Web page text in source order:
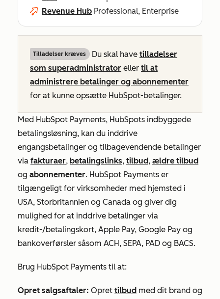
Revenue Hub Professional, Enterprise
Tilladelser kræves Du skal have tilladelser
som superadministrator eller til at
administrere betalinger og abonnementer
for at kunne opsætte HubSpot-betalinger.
Med HubSpot Payments, HubSpots indbyggede
betalingsløsning, kan du inddrive
engangsbetalinger og tilbagevendende betalinger
via fakturaer, betalingslinks, tilbud, ældre tilbud
og abonnementer. HubSpot Payments er
tilgængeligt for virksomheder med hjemsted i
USA, Storbritannien og Canada og giver dig
mulighed for at inddrive betalinger via
kredit-/betalingskort, Apple Pay, Google Pay og
bankoverførsler såsom ACH, SEPA, PAD og BACS.
Brug HubSpot Payments til at:
Opret salgsaftaler: Opret tilbud med dit brand og